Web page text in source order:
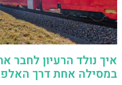
איך נולד הרעיון לחבר
במסילה אחת דרך